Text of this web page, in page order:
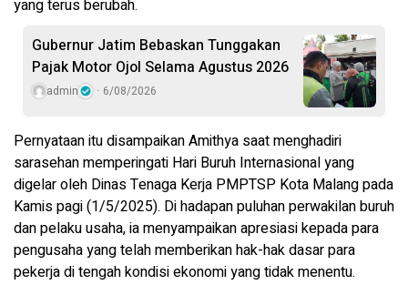
yang terus berubah.
Gubernur Jatim Bebaskan Tunggakan
Pajak Motor Ojol Selama Agustus 2026
admin 6/08/2026
Pernyataan itu disampaikan Amithya saat menghadiri
sarasehan memperingati Hari Buruh Internasional yang
digelar oleh Dinas Tenaga Kerja PMPTSP Kota Malang pada
Kamis pagi (1/5/2025). Di hadapan puluhan perwakilan buruh
dan pelaku usaha, ia menyampaikan apresiasi kepada para
pengusaha yang telah memberikan hak-hak dasar para
pekerja di tengah kondisi ekonomi yang tidak menentu.